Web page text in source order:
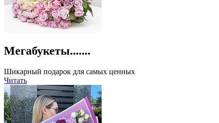
Мегабукеты.......
Шикарный подарок для самых ценных
Читать